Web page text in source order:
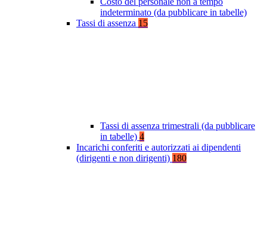
indeterminato (da pubblicare in tabelle)
Tassi di assenza 15
Tassi di assenza trimestrali (da pubblicare
in tabelle) 4
Incarichi conferiti e autorizzati ai dipendenti
(dirigenti e non dirigenti) 180